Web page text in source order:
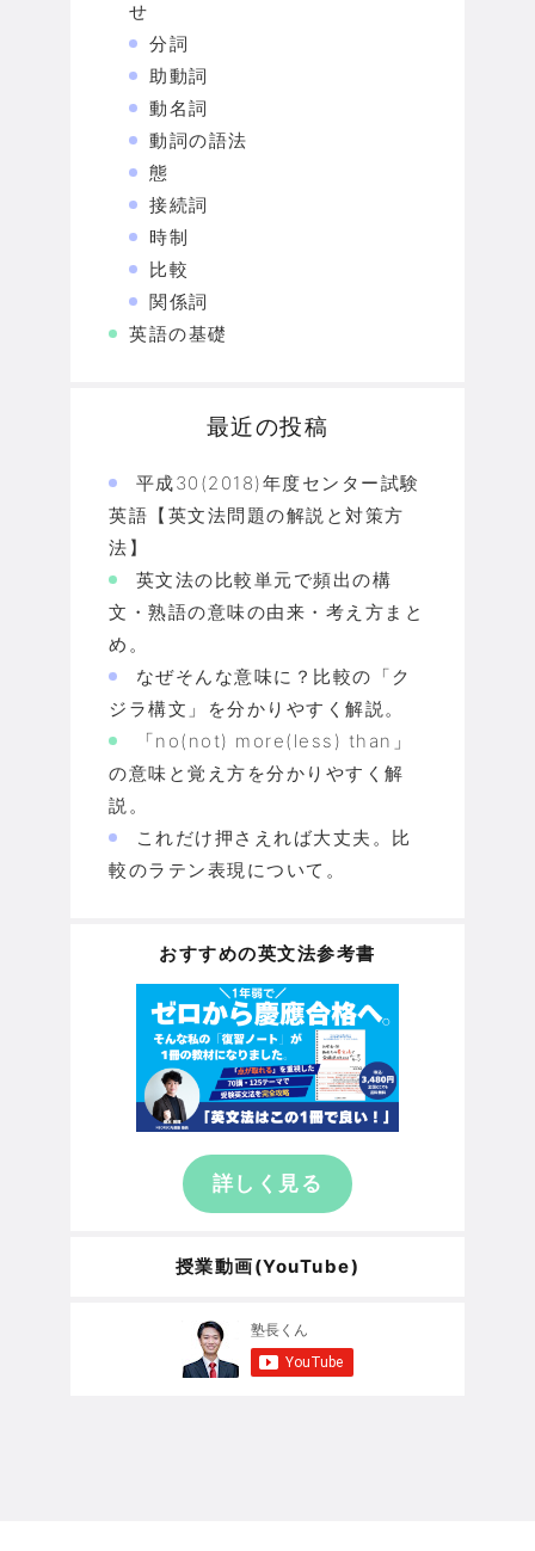
せ
分詞
助動詞
動名詞
動詞の語法
態
接続詞
時制
比較
関係詞
英語の基礎
最近の投稿
平成30(2018)年度センター試験
英語【英文法問題の解説と対策方
法】
英文法の比較単元で頻出の構
文・熟語の意味の由来・考え方まと
め。
なぜそんな意味に？比較の「ク
ジラ構文」を分かりやすく解説。
「no(not) more(less) than」
の意味と覚え方を分かりやすく解
説。
これだけ押さえれば大丈夫。比
較のラテン表現について。
おすすめの英文法参考書
詳しく見る
授業動画(YouTube)